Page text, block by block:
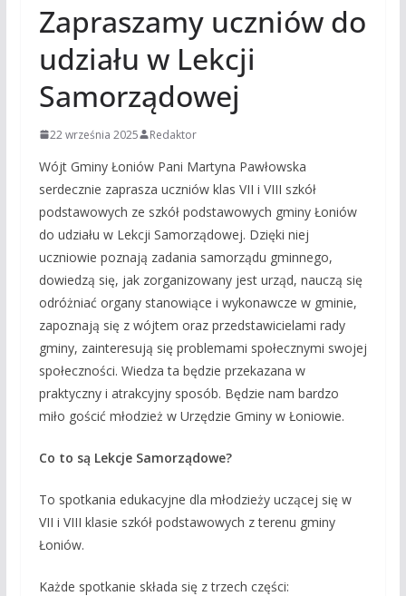
Zapraszamy uczniów do
udziału w Lekcji
Samorządowej
22 września 2025 Redaktor
Wójt Gminy Łoniów Pani Martyna Pawłowska
serdecznie zaprasza uczniów klas VII i VIII szkół
podstawowych ze szkół podstawowych gminy Łoniów
do udziału w Lekcji Samorządowej. Dzięki niej
uczniowie poznają zadania samorządu gminnego,
dowiedzą się, jak zorganizowany jest urząd, nauczą się
odróżniać organy stanowiące i wykonawcze w gminie,
zapoznają się z wójtem oraz przedstawicielami rady
gminy, zainteresują się problemami społecznymi swojej
społeczności. Wiedza ta będzie przekazana w
praktyczny i atrakcyjny sposób. Będzie nam bardzo
miło gościć młodzież w Urzędzie Gminy w Łoniowie.
Co to są Lekcje Samorządowe?
To spotkania edukacyjne dla młodzieży uczącej się w
VII i VIII klasie szkół podstawowych z terenu gminy
Łoniów.
Każde spotkanie składa się z trzech części: